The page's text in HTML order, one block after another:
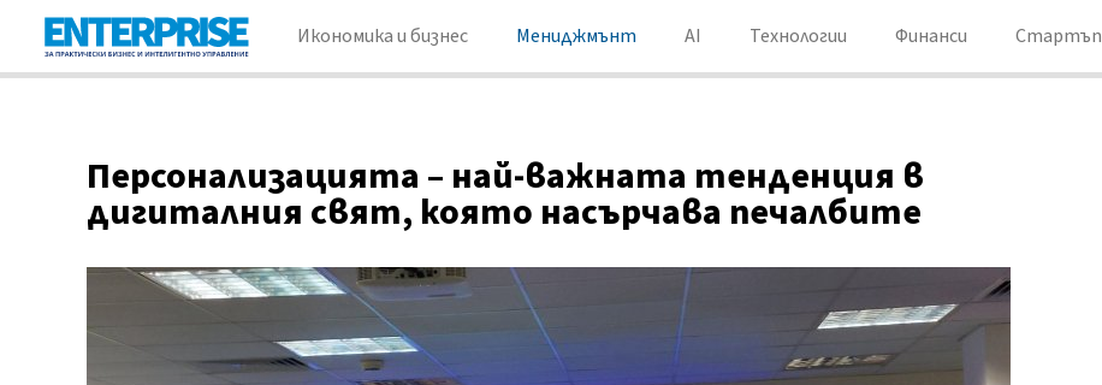
Икономика и бизнес Мениджмънт AI Технологии Финанси Стартъп
Персонализацията – най-важната тенденция в
дигиталния свят, която насърчава печалбите